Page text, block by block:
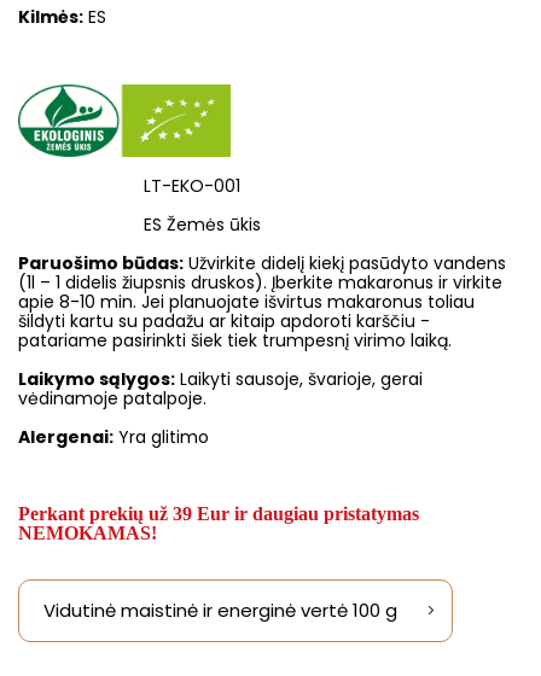
Kilmės: ES
LT-EKO-001
ES Žemės ūkis
Paruošimo būdas: Užvirkite didelį kiekį pasūdyto vandens
(1l – 1 didelis žiupsnis druskos). Įberkite makaronus ir virkite
apie 8-10 min. Jei planuojate išvirtus makaronus toliau
šildyti kartu su padažu ar kitaip apdoroti karščiu -
patariame pasirinkti šiek tiek trumpesnį virimo laiką.
Laikymo sąlygos: Laikyti sausoje, švarioje, gerai
vėdinamoje patalpoje.
Alergenai: Yra glitimo
Perkant prekių už 39 Eur ir daugiau pristatymas
NEMOKAMAS!
Vidutinė maistinė ir energinė vertė 100 g